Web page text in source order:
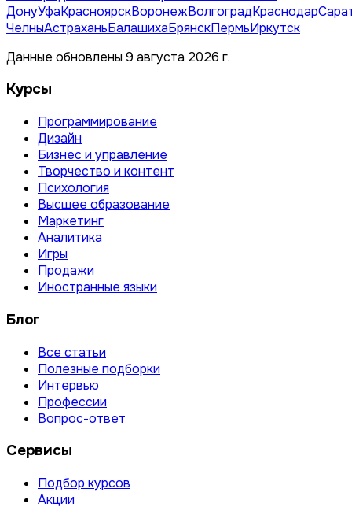
ДонуУфаКрасноярскВоронежВолгоградКраснодар
ЧелныАстраханьБалашихаБрянскПермьИркутск
Данные обновлены 9 августа 2026 г.
Курсы
Программирование
Дизайн
Бизнес и управление
Творчество и контент
Психология
Высшее образование
Маркетинг
Аналитика
Игры
Продажи
Иностранные языки
Блог
Все статьи
Полезные подборки
Интервью
Профессии
Вопрос-ответ
Сервисы
Подбор курсов
Акции